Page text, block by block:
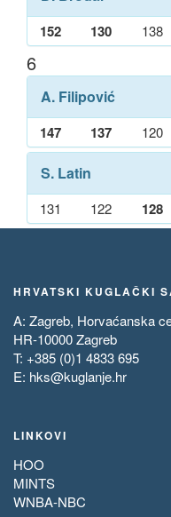
152 130 138
6
A. Filipović
147 137 120
S. Latin
131 122 128
HRVATSKI KUGLAČKI
A: Zagreb, Horvaćanska
HR-10000 Zagreb
T: +385 (0)1 4833 695
E: hks@kuglanje.hr
LINKOVI
HOO
MINTS
WNBA-NBC